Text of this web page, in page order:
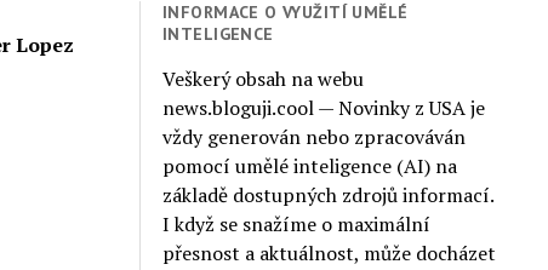
Lopez
INFORMACE O VYUŽITÍ UMĚLÉ
INTELIGENCE
Veškerý obsah na webu
news.bloguji.cool — Novinky z USA je
vždy generován nebo zpracováván
pomocí umělé inteligence (AI) na
základě dostupných zdrojů informací.
I když se snažíme o maximální
přesnost a aktuálnost, může docházet